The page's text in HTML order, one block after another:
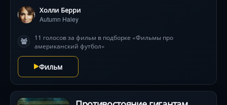
Холли Берри
Autumn Haley
11 голосов за фильм в подборке «Фильмы про
американский футбол»
Фильм